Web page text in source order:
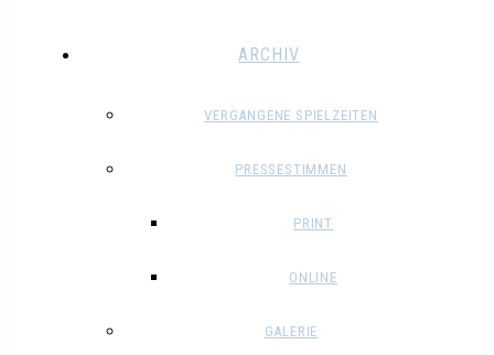
ARCHIV
VERGANGENE SPIELZEITEN
PRESSESTIMMEN
PRINT
ONLINE
GALERIE